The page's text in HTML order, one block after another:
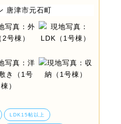
LDK15帖以上